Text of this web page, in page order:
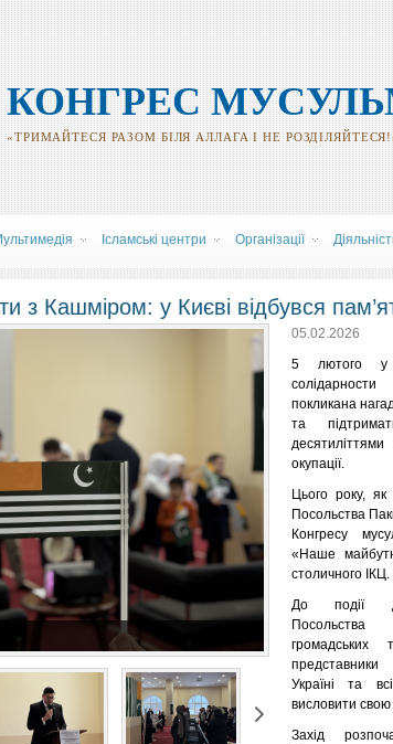
КОНГРЕС
«ТРИМАЙТЕСЯ РАЗОМ БІЛЯ АЛЛАГА І НЕ
Ісламські центри Організації
з Кашміром: у Києві відбувся
05.02.2026
5 лютого у
покликана
та
окупації.
Цього року, як
Посольства
Конгресу
«Наше
столичного ІКЦ.
До події
громадських
Україні та
висловити свою
Захід